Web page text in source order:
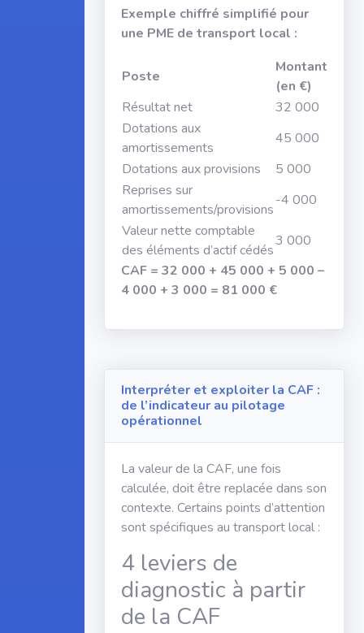
Exemple chiffré simplifié pour
une PME de transport local :
Poste
Montant
(en €)
Résultat net
32 000
Dotations aux
amortissements
45 000
Dotations aux provisions
5 000
Reprises sur
amortissements/provisions
-4 000
Valeur nette comptable
des éléments d’actif cédés
3 000
CAF = 32 000 + 45 000 + 5 000 –
4 000 + 3 000 = 81 000 €
Interpréter et exploiter la CAF :
de l’indicateur au pilotage
opérationnel
La valeur de la CAF, une fois
calculée, doit être replacée dans son
contexte. Certains points d’attention
sont spécifiques au transport local :
4 leviers de
diagnostic à partir
de la CAF